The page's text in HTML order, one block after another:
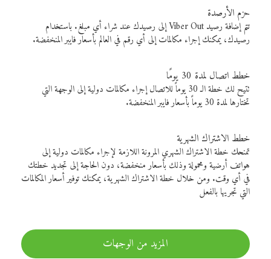
حزم الأرصدة
تتم إضافة رصيد Viber Out إلى رصيدك عند شراء أي مبلغ. باستخدام
رصيدك، يمكنك إجراء مكالمات إلى أي رقم في العالم بأسعار فايبر المنخفضة.
خطط اتصال لمدة 30 يومًا
تتيح لك خطة الـ 30 يوماً للاتصال إجراء مكالمات دولية إلى الوجهة التي
تختارها لمدة 30 يوماً بأسعار فايبر المنخفضة.
خطط الاشتراك الشهرية
تمنحك خطة الاشتراك الشهري المرونة اللازمة لإجراء مكالمات دولية إلى
هواتف أرضية ومحمولة وذلك بأسعار منخفضة، دون الحاجة إلى تجديد خطتك
في أي وقت. ومن خلال خطة الاشتراك الشهرية، يمكنك توفير أسعار المكالمات
التي تجريها بالفعل
المزيد من الوجهات